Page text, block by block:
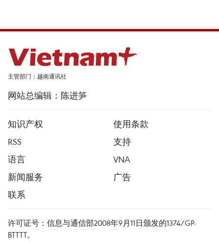
主管部门：越南通讯社
网站总编辑：陈进笋
知识产权
使用条款
RSS
支持
语言
VNA
新闻服务
广告
联系
许可证号：信息与通信部2008年9月11日颁发的1374/GP-
BTTTT。